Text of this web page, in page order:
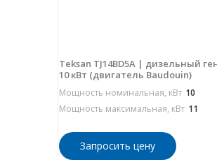
Teksan TJ14BD5A | дизельный
10 кВт (двигатель Baudouin)
Мощность номинальная, кВт 10
Мощность максимальная, кВт 11
Запросить цену